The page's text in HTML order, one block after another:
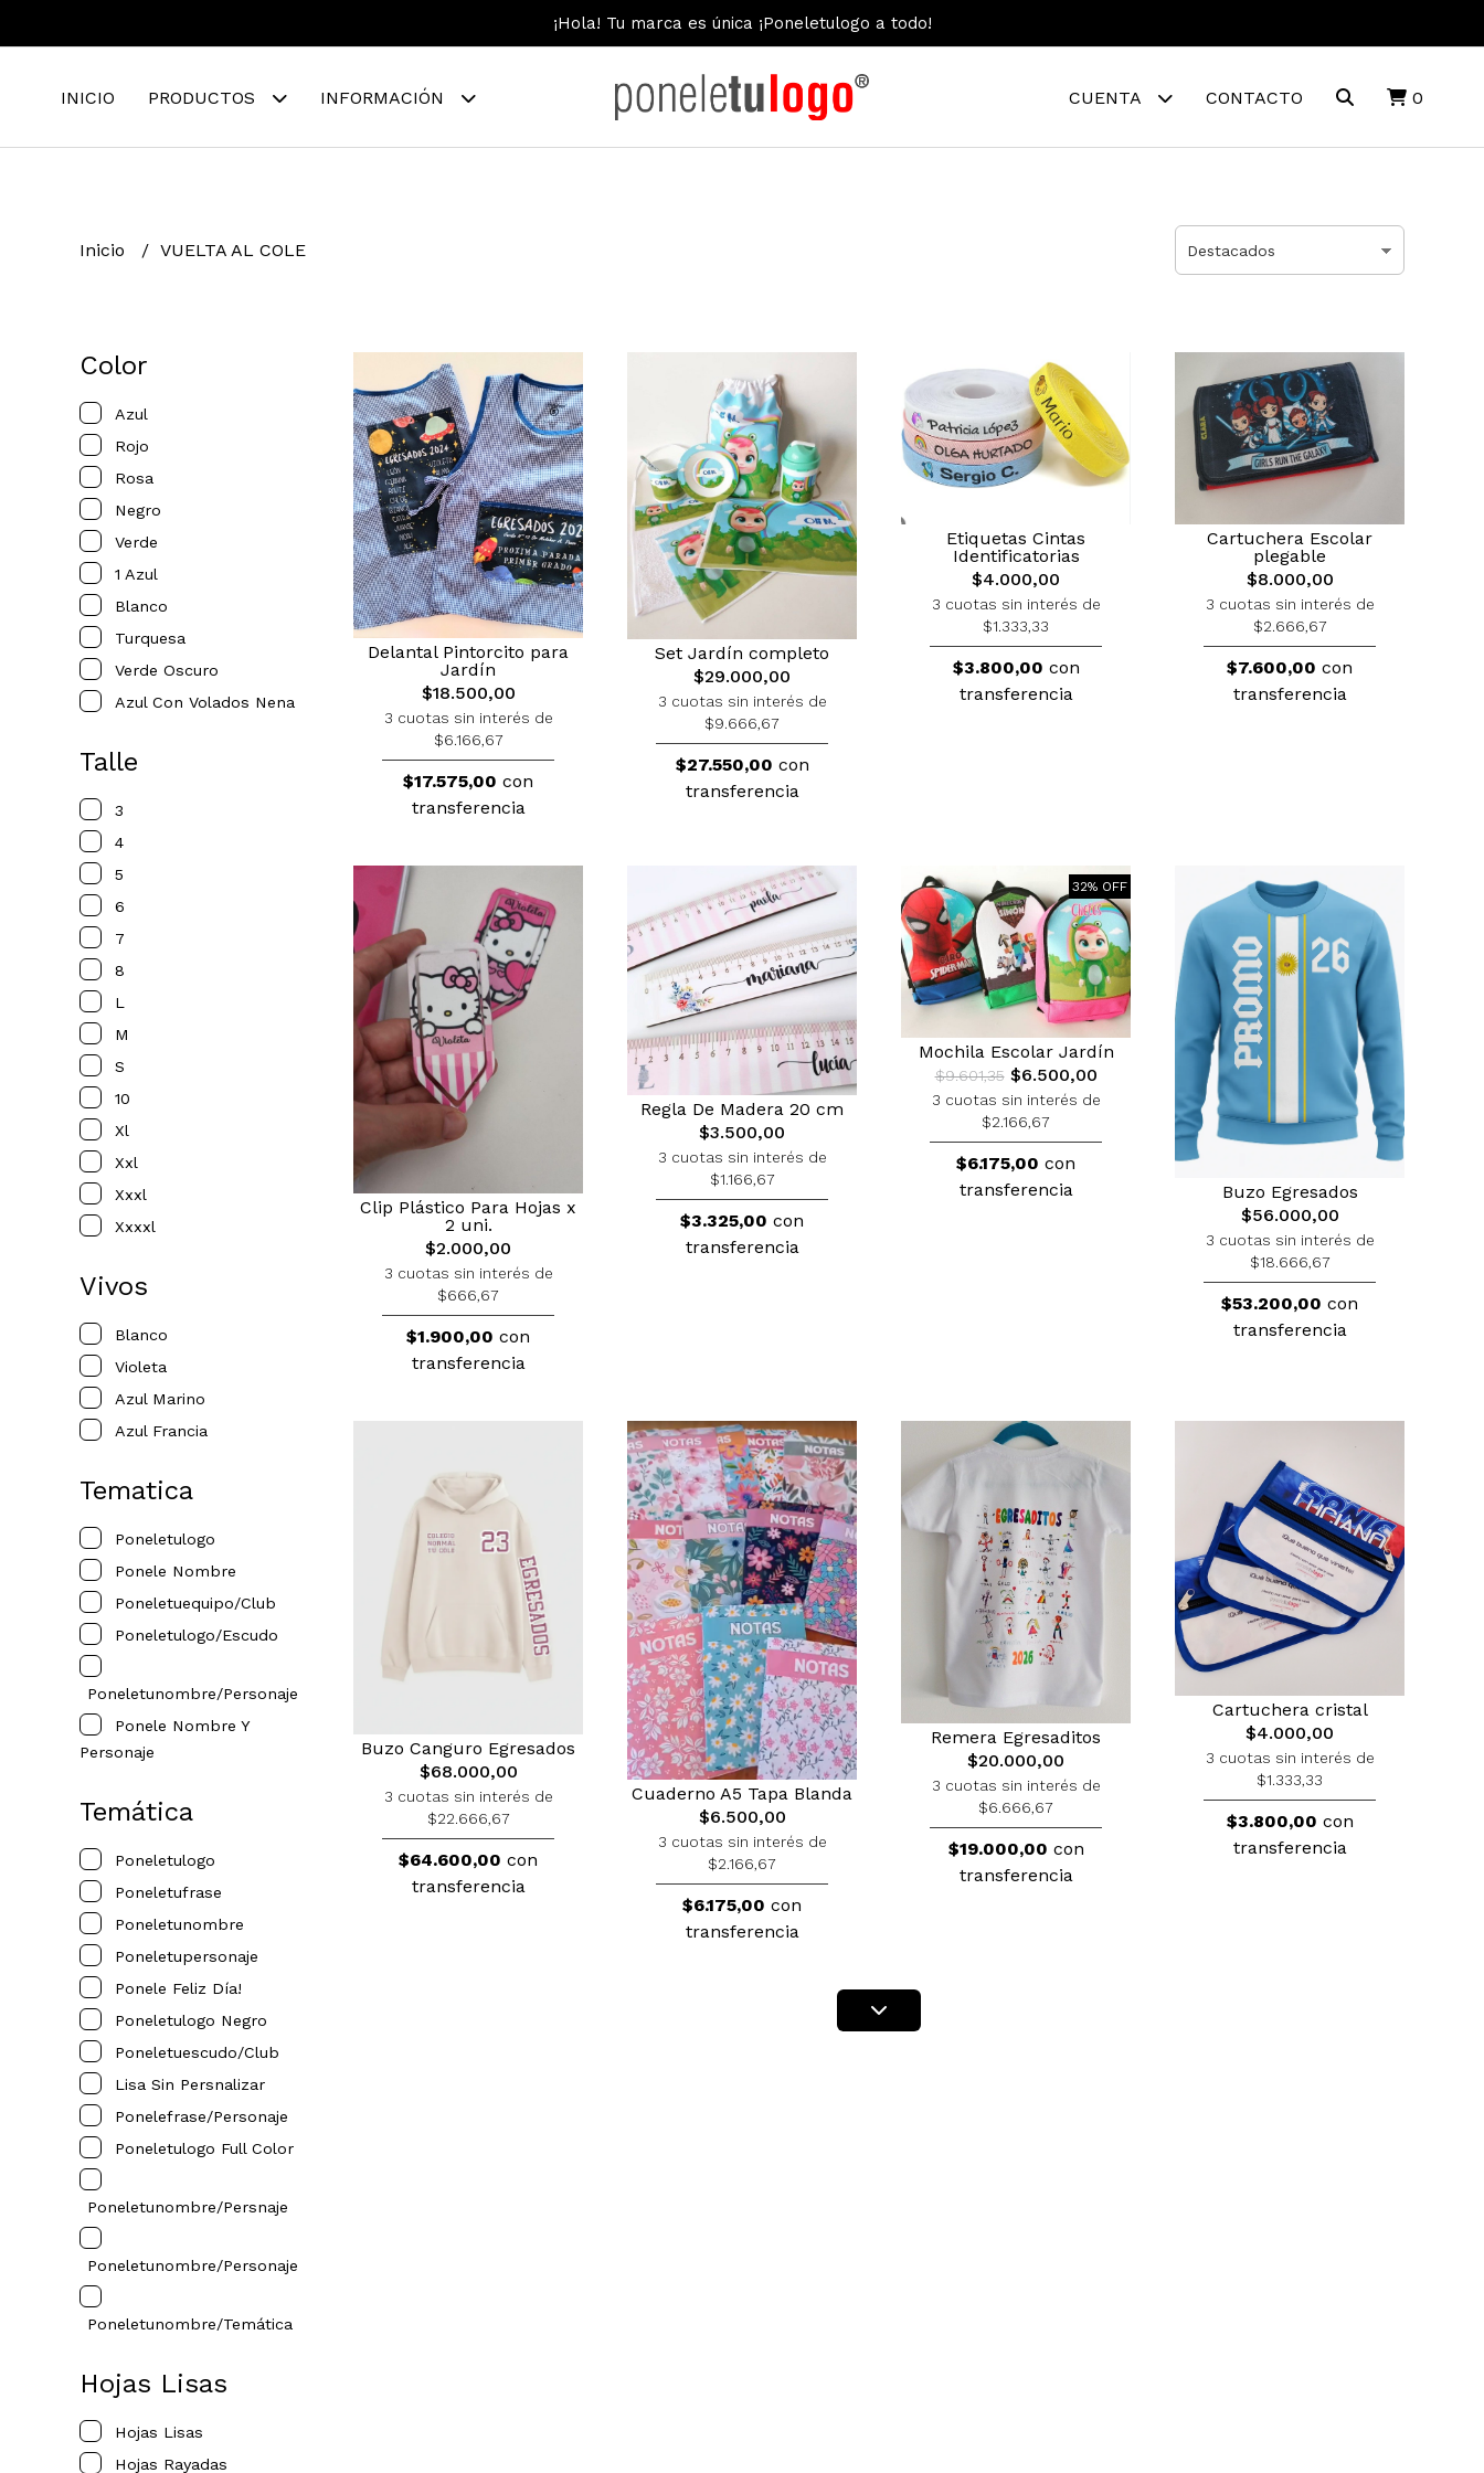
¡Hola! Tu marca es única ¡Poneletulogo a todo!
INICIO PRODUCTOS INFORMACIÓN CUENTA CONTACTO 0
Inicio VUELTA AL COLE
Color
Azul
Rojo
Rosa
Negro
Verde
1 Azul
Blanco
Turquesa
Verde Oscuro
Azul Con Volados Nena
Talle
3
4
5
6
7
8
L
M
S
10
Xl
Xxl
Xxxl
Xxxxl
Vivos
Blanco
Violeta
Azul Marino
Azul Francia
Tematica
Poneletulogo
Ponele Nombre
Poneletuequipo/club
Poneletulogo/escudo
Poneletunombre/personaje
Ponele Nombre Y
Personaje
Temática
Poneletulogo
Poneletufrase
Poneletunombre
Poneletupersonaje
Ponele Feliz Día!
Poneletulogo Negro
Poneletuescudo/club
Lisa Sin Persnalizar
Ponelefrase/personaje
Poneletulogo Full Color
Poneletunombre/persnaje
Poneletunombre/personaje
Poneletunombre/temática
Hojas Lisas
Hojas Lisas
Hojas Rayadas
Delantal Pintorcito para
Jardín
$18.500,00
3 cuotas sin interés de
$6.166,67
$17.575,00 con
transferencia
Set Jardín completo
$29.000,00
3 cuotas sin interés de
$9.666,67
$27.550,00 con
transferencia
Etiquetas Cintas
Identificatorias
$4.000,00
3 cuotas sin interés de
$1.333,33
$3.800,00 con
transferencia
Cartuchera Escolar
plegable
$8.000,00
3 cuotas sin interés de
$2.666,67
$7.600,00 con
transferencia
Clip Plástico Para Hojas x
2 uni.
$2.000,00
3 cuotas sin interés de
$666,67
$1.900,00 con
transferencia
Regla De Madera 20 cm
$3.500,00
3 cuotas sin interés de
$1.166,67
$3.325,00 con
transferencia
32% OFF
Mochila Escolar Jardín
$9.601,35$6.500,00
3 cuotas sin interés de
$2.166,67
$6.175,00 con
transferencia
Buzo Egresados
$56.000,00
3 cuotas sin interés de
$18.666,67
$53.200,00 con
transferencia
Buzo Canguro Egresados
$68.000,00
3 cuotas sin interés de
$22.666,67
$64.600,00 con
transferencia
Cuaderno A5 Tapa Blanda
$6.500,00
3 cuotas sin interés de
$2.166,67
$6.175,00 con
transferencia
Remera Egresaditos
$20.000,00
3 cuotas sin interés de
$6.666,67
$19.000,00 con
transferencia
Cartuchera cristal
$4.000,00
3 cuotas sin interés de
$1.333,33
$3.800,00 con
transferencia